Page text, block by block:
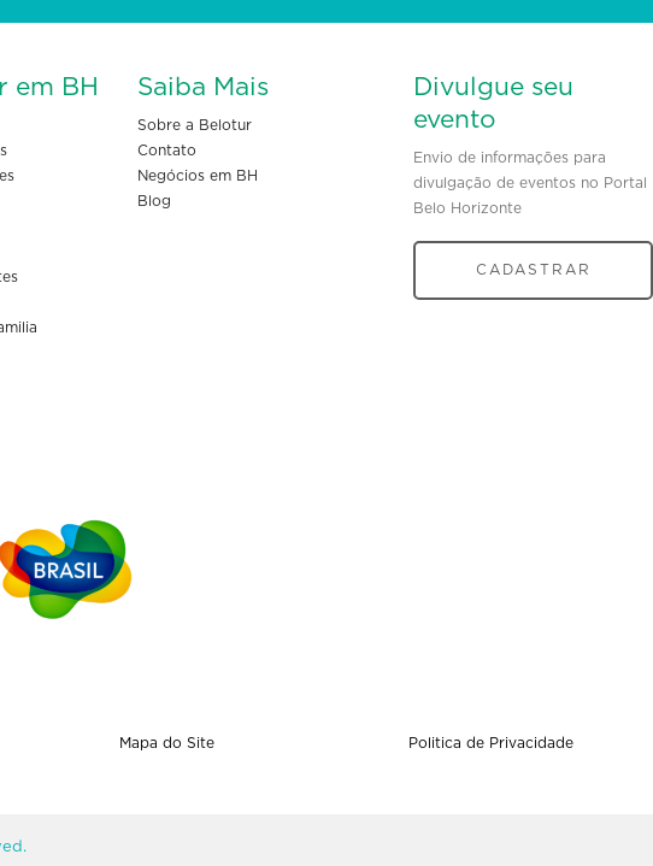
em BH Saiba Mais
Sobre a Belotur
Contato
Negócios em BH
Blog
Divulgue seu
evento
Envio de informações para
divulgação de eventos no Portal
Belo Horizonte
CADASTRAR
Mapa do Site Politica de Privacidade